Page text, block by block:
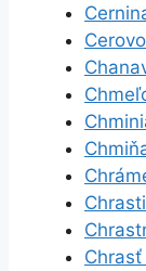
Cerovo